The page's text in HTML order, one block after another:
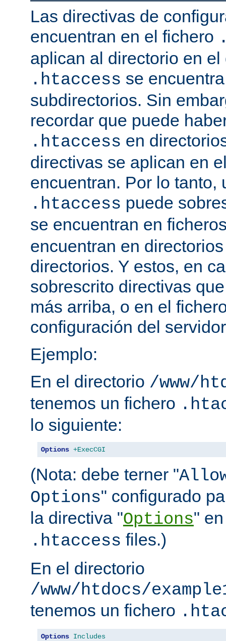
Las directivas de
encuentran en el fichero
aplican al directorio en
.htaccess se
subdirectorios. Sin
recordar que puede
.htaccess en
directivas se aplican en
encuentran. Por lo tanto,
.htaccess puede
se encuentran en
encuentran en
directorios. Y estos, en
sobrescrito directivas
más arriba, o en el
configuración del
Ejemplo:
En el directorio /www/
tenemos un fichero
lo siguiente:
Options +ExecCGI
(Nota: debe terner "
Options" configurado
la directiva "Options"
.htaccess files.)
En el directorio
/www/htdocs/
tenemos un fichero
Options Includes